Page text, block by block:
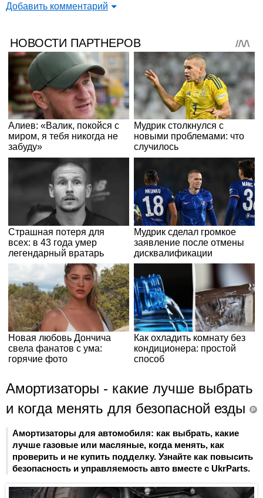
Добавить комментарий
Амортизаторы - какие лучше выбрать
и когда менять для безопасной езды
P
Амортизаторы для автомобиля: как выбрать, какие
лучше газовые или масляные, когда менять, как
проверить и не купить подделку. Узнайте как повысить
безопасность и управляемость авто вместе с UkrParts.